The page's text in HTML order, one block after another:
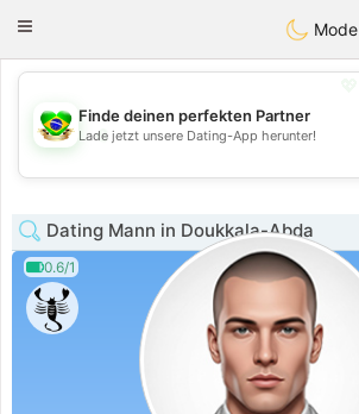
Conversar
Toggle
Mode
💖
💕
Finde deinen perfekten Partner
Lade jetzt unsere Dating-App herunter!
Dating Mann in Doukkala-Abda
0.6/1